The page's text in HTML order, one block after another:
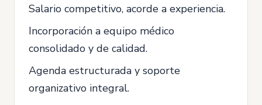
Salario competitivo, acorde a experiencia.
Incorporación a equipo médico
consolidado y de calidad.
Agenda estructurada y soporte
organizativo integral.